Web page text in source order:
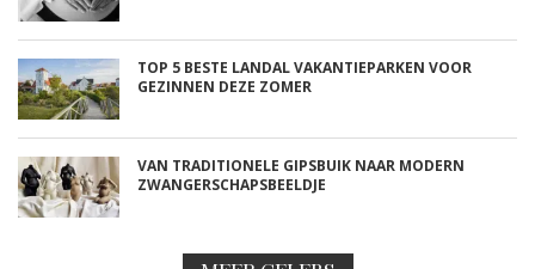
TOP 5 BESTE LANDAL VAKANTIEPARKEN VOOR
GEZINNEN DEZE ZOMER
VAN TRADITIONELE GIPSBUIK NAAR MODERN
ZWANGERSCHAPSBEELDJE